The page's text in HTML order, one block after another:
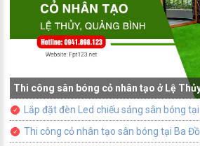
Thi công sân bóng cỏ nhân tạo ở Lệ
Lắp đặt đèn Led chiếu sáng sân bóng
Thi công cỏ nhân tạo sân bóng tại Ba